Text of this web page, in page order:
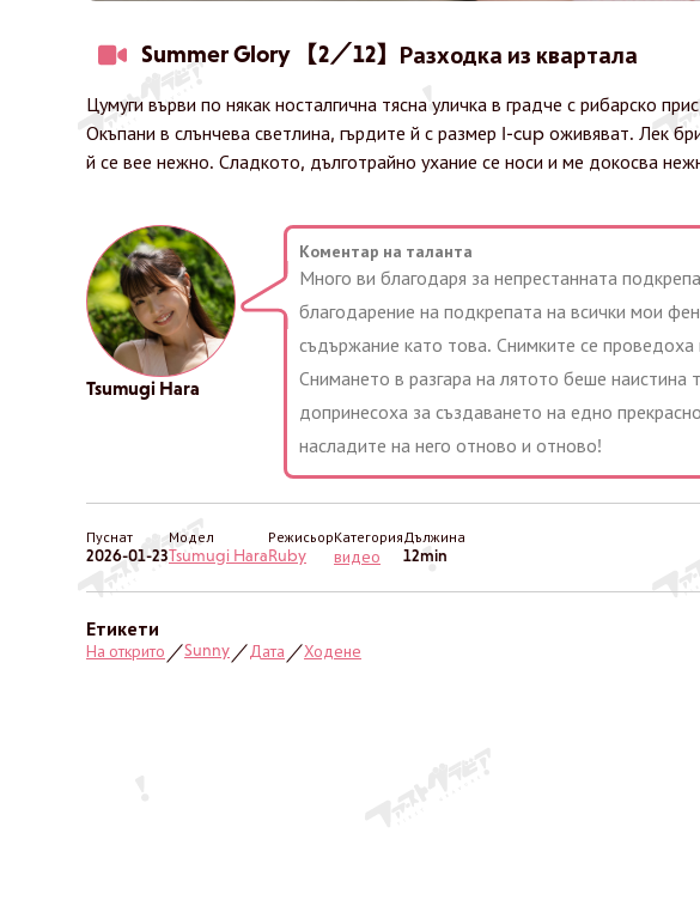
Summer Glory 【2／12】 Разходка из квартала
Цумуги върви по някак носталгична тясна уличка в градче с рибарско
Окъпани в слънчева светлина, гърдите й с размер I-cup оживяват. Лек
й се вее нежно. Сладкото, дълготрайно ухание се носи и ме докосва
Tsumugi Hara
Коментар на таланта
Много ви благодаря за непрестанната
благодарение на подкрепата на всички мои
съдържание като това. Снимките се
Снимането в разгара на лятото беше наистина
допринесоха за създаването на едно
насладите на него отново и отново!
Пуснат
2026-01-23
Модел
Tsumugi Hara
Режисьор
Ruby
Категория
видео
Дължина
12min
Етикети
На открито ／Sunny／ Дата ／Ходене